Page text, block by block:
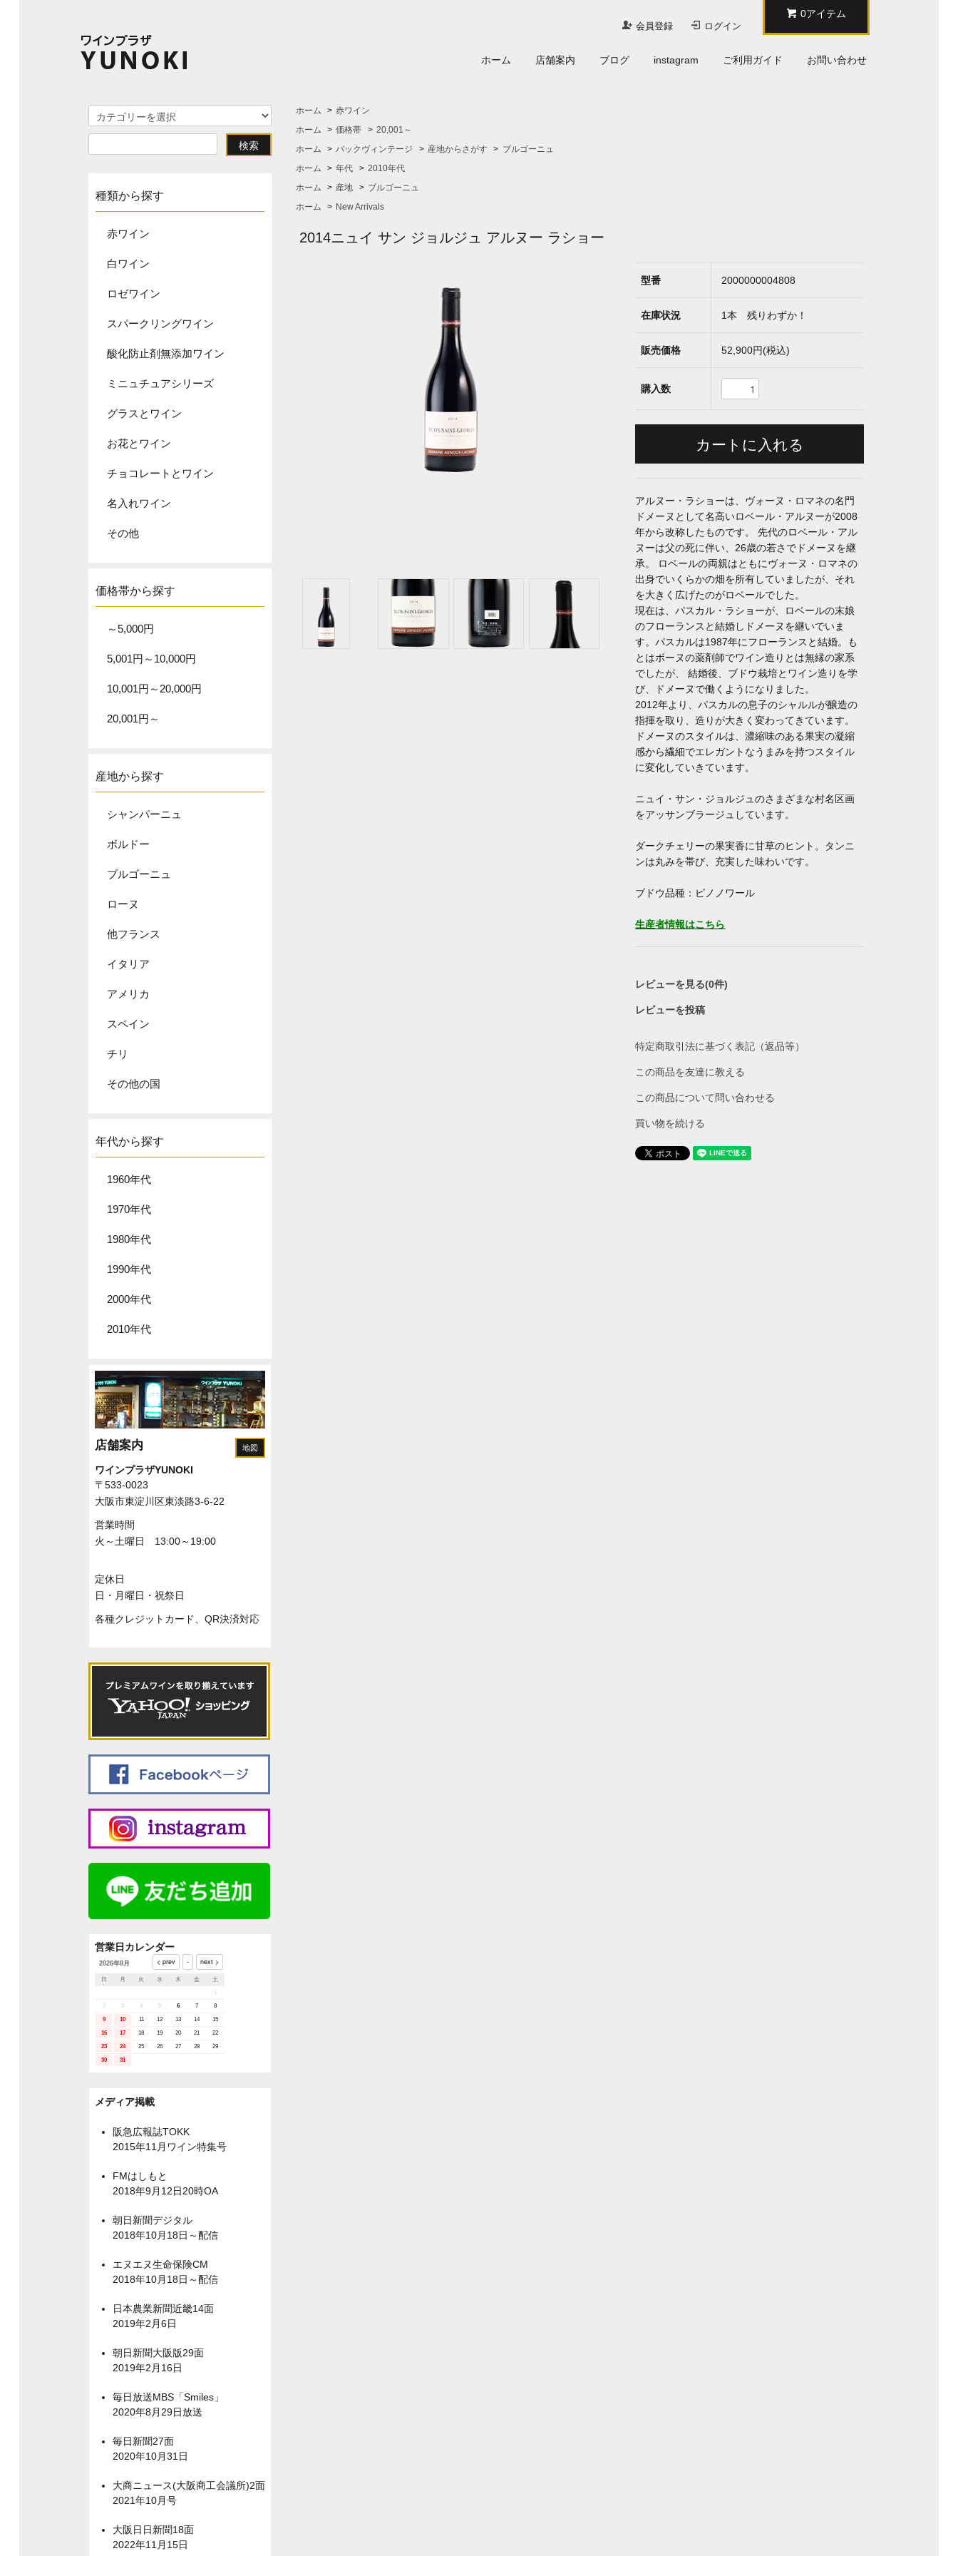
0アイテム
会員登録 ログイン
ホーム 店舗案内 ブログ instagram ご利用ガイド お問い合わせ
ホーム > 赤ワイン
ホーム
> 価格帯 > 20,001～
ホーム
> バックヴィンテージ > 産地からさがす > ブルゴーニュ
ホーム
> 年代 > 2010年代
ホーム
> 産地 > ブルゴーニュ
ホーム
> New Arrivals
2014ニュイ サン ジョルジュ アルヌー ラショー
型番 2000000004808
在庫状況 1本 残りわずか！
販売価格 52,900円(税込)
購入数
アルヌー・ラショーは、ヴォーヌ・ロマネの名門
ドメーヌとして名高いロベール・アルヌーが2008
年から改称したものです。 先代のロベール・アル
ヌーは父の死に伴い、26歳の若さでドメーヌを継
承。 ロベールの両親はともにヴォーヌ・ロマネの
出身でいくらかの畑を所有していましたが、それ
を大きく広げたのがロベールでした。
現在は、パスカル・ラショーが、ロベールの末娘
のフローランスと結婚しドメーヌを継いでいま
す。パスカルは1987年にフローランスと結婚。も
とはボーヌの薬剤師でワイン造りとは無縁の家系
でしたが、 結婚後、ブドウ栽培とワイン造りを学
び、ドメーヌで働くようになりました。
2012年より、パスカルの息子のシャルルが醸造の
指揮を取り、造りが大きく変わってきています。
ドメーヌのスタイルは、濃縮味のある果実の凝縮
感から繊細でエレガントなうまみを持つスタイル
に変化していきています。
ニュイ・サン・ジョルジュのさまざまな村名区画
をアッサンブラージュしています。
ダークチェリーの果実香に甘草のヒント。タンニ
ンは丸みを帯び、充実した味わいです。
ブドウ品種：ピノノワール
生産者情報はこちら
レビューを見る(0件)
レビューを投稿
特定商取引法に基づく表記（返品等）
この商品を友達に教える
この商品について問い合わせる
買い物を続ける
種類から探す
赤ワイン
白ワイン
ロゼワイン
スパークリングワイン
酸化防止剤無添加ワイン
ミニュチュアシリーズ
グラスとワイン
お花とワイン
チョコレートとワイン
名入れワイン
その他
価格帯から探す
～5,000円
5,001円～10,000円
10,001円～20,000円
20,001円～
産地から探す
シャンパーニュ
ボルドー
ブルゴーニュ
ローヌ
他フランス
イタリア
アメリカ
スペイン
チリ
その他の国
年代から探す
1960年代
1970年代
1980年代
1990年代
2000年代
2010年代
店舗案内 地図
ワインプラザYUNOKI
〒533-0023
大阪市東淀川区東淡路3-6-22
営業時間
火～土曜日 13:00～19:00
定休日
日・月曜日・祝祭日
各種クレジットカード、QR決済対応
営業日カレンダー
2026年8月
日 月 火 水 木 金
土
1
2 3 4 5 6 7 8
9 10 11 12 13 14 15
16 17 18 19 20 21 22
23 24 25 26 27 28 29
30 31
メディア掲載
阪急広報誌TOKK
2015年11月ワイン特集号
FMはしもと
2018年9月12日20時OA
朝日新聞デジタル
2018年10月18日～配信
エヌエヌ生命保険CM
2018年10月18日～配信
日本農業新聞近畿14面
2019年2月6日
朝日新聞大阪版29面
2019年2月16日
毎日放送MBS「Smiles」
2020年8月29日放送
毎日新聞27面
2020年10月31日
大商ニュース(大阪商工会議所)2面
2021年10月号
大阪日日新聞18面
2022年11月15日